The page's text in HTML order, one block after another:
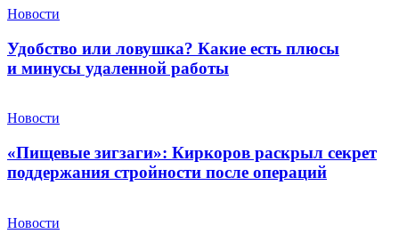
Новости
Удобство или ловушка? Какие есть плюсы
и минусы удаленной работы
Новости
«Пищевые зигзаги»: Киркоров раскрыл секрет
поддержания стройности после операций
Новости